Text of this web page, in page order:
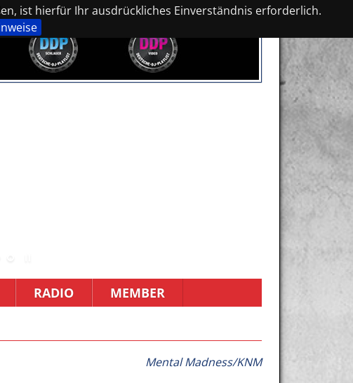
ist hierfür Ihr ausdrückliches Einverständnis erforderlich.
RADIO MEMBER
Mental Madness/KNM